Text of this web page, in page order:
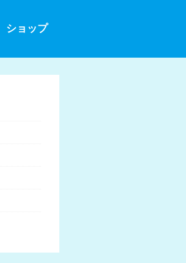
ショップ